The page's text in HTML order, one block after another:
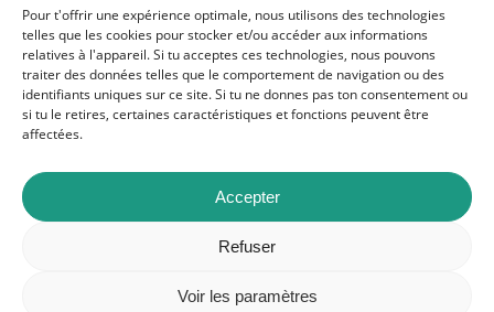
Pour t'offrir une expérience optimale, nous utilisons des technologies
telles que les cookies pour stocker et/ou accéder aux informations
relatives à l'appareil. Si tu acceptes ces technologies, nous pouvons
traiter des données telles que le comportement de navigation ou des
identifiants uniques sur ce site. Si tu ne donnes pas ton consentement ou
si tu le retires, certaines caractéristiques et fonctions peuvent être
affectées.
Accepter
Refuser
Voir les paramètres
T: +352 661 497 947
E: info@biogasvereenegung.lu
Biogasvereenegung A.s.b.l.
Protection des données